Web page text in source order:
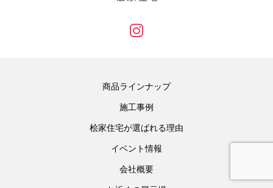
商品ラインナップ
施工事例
桧家住宅が選ばれる理由
イベント情報
会社概要